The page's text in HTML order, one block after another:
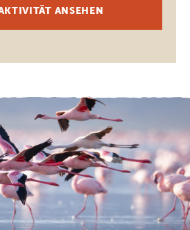
und Maskenpirole. Die
ANSEHEN